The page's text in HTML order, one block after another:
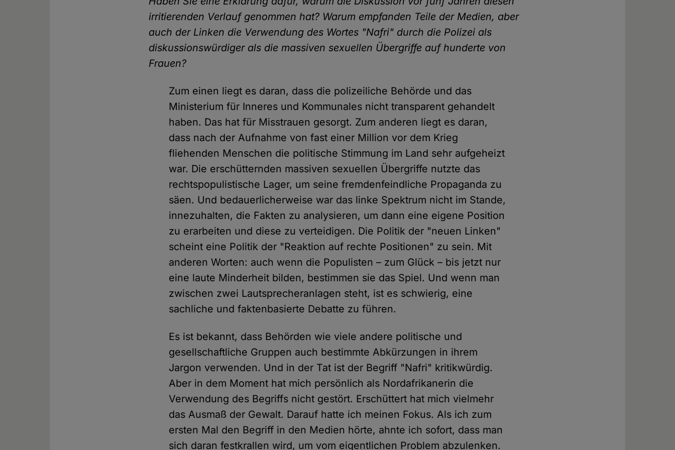
irritierenden Verlauf genommen hat? Warum empfanden Teile der Medien, aber
auch der Linken die Verwendung des Wortes "Nafri" durch die Polizei als
diskussionswürdiger als die massiven sexuellen Übergriffe auf hunderte von
Frauen?
Zum einen liegt es daran, dass die polizeiliche Behörde und das
Ministerium für Inneres und Kommunales nicht transparent gehandelt
haben. Das hat für Misstrauen gesorgt. Zum anderen liegt es daran,
dass nach der Aufnahme von fast einer Million vor dem Krieg
fliehenden Menschen die politische Stimmung im Land sehr aufgeheizt
war. Die erschütternden massiven sexuellen Übergriffe nutzte das
rechtspopulistische Lager, um seine fremdenfeindliche Propaganda zu
säen. Und bedauerlicherweise war das linke Spektrum nicht im Stande,
innezuhalten, die Fakten zu analysieren, um dann eine eigene Position
zu erarbeiten und diese zu verteidigen. Die Politik der "neuen Linken"
scheint eine Politik der "Reaktion auf rechte Positionen" zu sein. Mit
anderen Worten: auch wenn die Populisten – zum Glück – bis jetzt nur
eine laute Minderheit bilden, bestimmen sie das Spiel. Und wenn man
zwischen zwei Lautsprecheranlagen steht, ist es schwierig, eine
sachliche und faktenbasierte Debatte zu führen.
Es ist bekannt, dass Behörden wie viele andere politische und
gesellschaftliche Gruppen auch bestimmte Abkürzungen in ihrem
Jargon verwenden. Und in der Tat ist der Begriff "Nafri" kritikwürdig.
Aber in dem Moment hat mich persönlich als Nordafrikanerin die
Verwendung des Begriffs nicht gestört. Erschüttert hat mich vielmehr
das Ausmaß der Gewalt. Darauf hatte ich meinen Fokus. Als ich zum
ersten Mal den Begriff in den Medien hörte, ahnte ich sofort, dass man
sich daran festkrallen wird, um vom eigentlichen Problem abzulenken.